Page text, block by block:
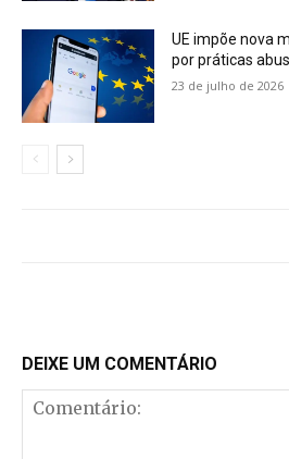
UE impõe nova
por práticas
23 de julho de 2026
DEIXE UM COMENTÁRIO